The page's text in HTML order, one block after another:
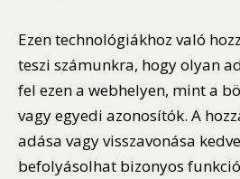
Ezen technológiákhoz való
teszi számunkra, hogy olyan
fel ezen a webhelyen, mint a
vagy egyedi azonosítók. A
adása vagy visszavonása
befolyásolhat bizonyos